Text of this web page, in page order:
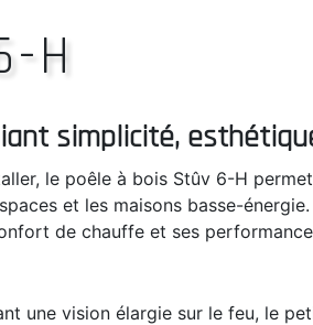
H
simplicité,
le poêle à bois Stûv 6-H
et les maisons basse-
de chauffe et ses
une vision élargie sur le feu, le